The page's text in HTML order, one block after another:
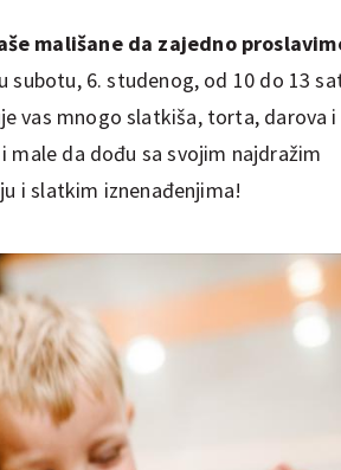
mališane da zajedno
subotu, 6. studenog, od 10 do 13
vas mnogo slatkiša, torta, darova i
male da dođu sa svojim najdražim
i slatkim iznenađenjima!